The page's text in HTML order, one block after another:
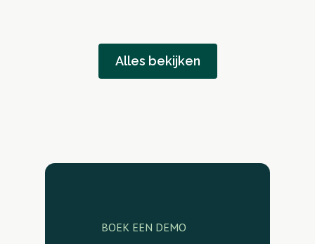
Alles bekijken
BOEK EEN DEMO